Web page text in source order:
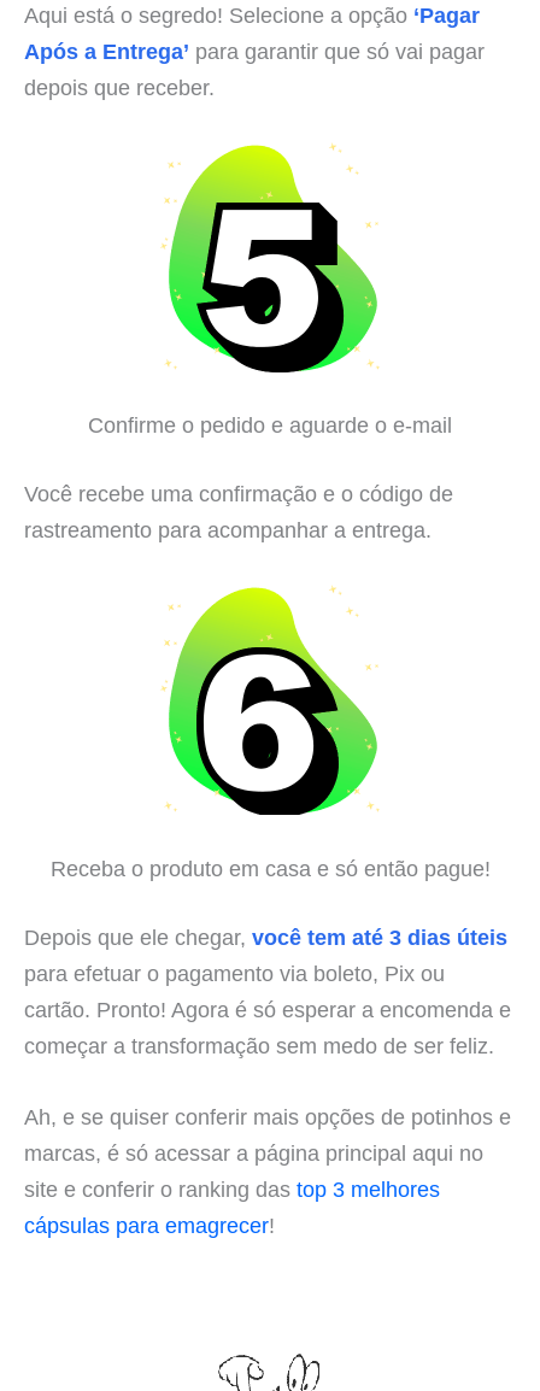
Aqui está o segredo! Selecione a opção ‘Pagar
Após a Entrega’ para garantir que só vai pagar
depois que receber.
Confirme o pedido e aguarde o e-mail
Você recebe uma confirmação e o código de
rastreamento para acompanhar a entrega.
Receba o produto em casa e só então pague!
Depois que ele chegar, você tem até 3 dias úteis
para efetuar o pagamento via boleto, Pix ou
cartão. Pronto! Agora é só esperar a encomenda e
começar a transformação sem medo de ser feliz.
Ah, e se quiser conferir mais opções de potinhos e
marcas, é só acessar a página principal aqui no
site e conferir o ranking das top 3 melhores
cápsulas para emagrecer!